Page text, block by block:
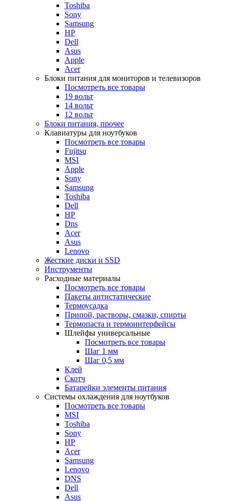
Toshiba
Sony
Samsung
HP
Dell
Asus
Apple
Acer
Блоки питания для мониторов и телевизоров
Посмотреть все товары
19 вольт
14 вольт
12 вольт
Блоки питания, прочее
Клавиатуры для ноутбуков
Посмотреть все товары
Fujitsu
MSI
Apple
Sony
Samsung
Toshiba
Dell
HP
Dns
Acer
Asus
Lenovo
Жесткие диски и SSD
Инструменты
Расходные материалы
Посмотреть все товары
Пакеты антистатические
Термоусадка
Припой, растворы, смазки, спирты
Термопаста и термоинтерфейсы
Шлейфы универсальные
Посмотреть все товары
Шаг 1 мм
Шаг 0,5 мм
Клей
Скотч
Батарейки элементы питания
Системы охлаждения для ноутбуков
Посмотреть все товары
MSI
Toshiba
Sony
HP
Acer
Samsung
Lenovo
DNS
Dell
Asus